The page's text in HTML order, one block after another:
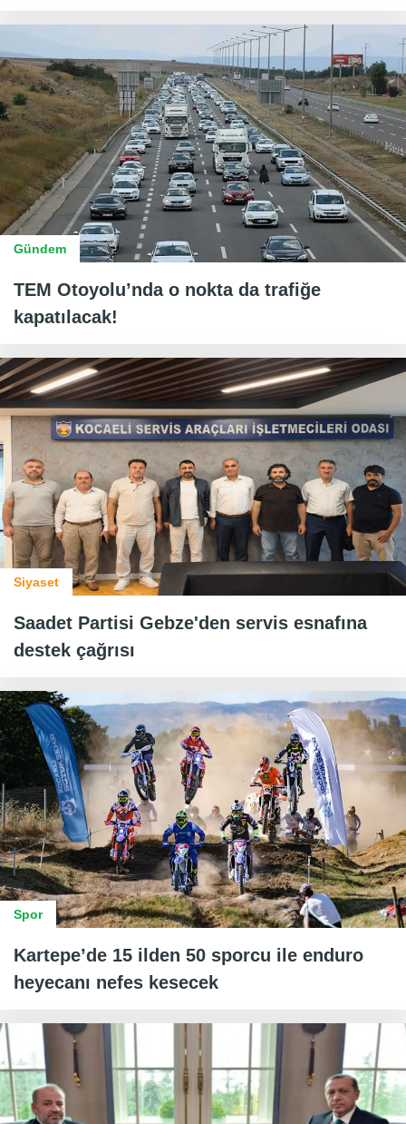
Gündem
TEM Otoyolu’nda o nokta da trafiğe
kapatılacak!
Siyaset
Saadet Partisi Gebze'den servis esnafına
destek çağrısı
Spor
Kartepe’de 15 ilden 50 sporcu ile enduro
heyecanı nefes kesecek